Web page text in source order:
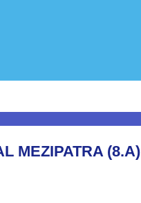
MEZIPATRA (8.A)